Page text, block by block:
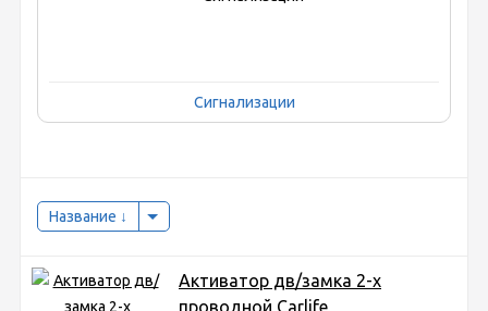
Сигнализации
Название
Активатор дв/замка 2-х
проводной Carlife